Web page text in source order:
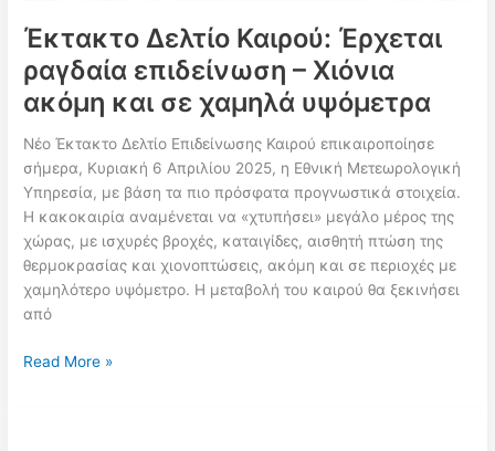
Έκτακτο Δελτίο Καιρού: Έρχεται
ραγδαία επιδείνωση – Χιόνια
ακόμη και σε χαμηλά υψόμετρα
Νέο Έκτακτο Δελτίο Επιδείνωσης Καιρού επικαιροποίησε
σήμερα, Κυριακή 6 Απριλίου 2025, η Εθνική Μετεωρολογική
Υπηρεσία, με βάση τα πιο πρόσφατα προγνωστικά στοιχεία.
Η κακοκαιρία αναμένεται να «χτυπήσει» μεγάλο μέρος της
χώρας, με ισχυρές βροχές, καταιγίδες, αισθητή πτώση της
θερμοκρασίας και χιονοπτώσεις, ακόμη και σε περιοχές με
χαμηλότερο υψόμετρο. Η μεταβολή του καιρού θα ξεκινήσει
από
Έκτακτο
Read More »